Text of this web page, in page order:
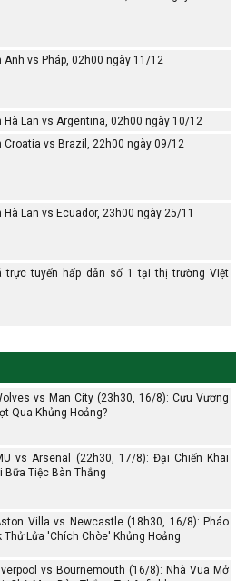
Anh vs Pháp, 02h00 ngày 11/12
Hà Lan vs Argentina, 02h00 ngày 10/12
Croatia vs Brazil, 22h00 ngày 09/12
Hà Lan vs Ecuador, 23h00 ngày 25/11
trực tuyến hấp dẫn số 1 tại thị trường Việt
vs Man City (23h30, 16/8): Cựu Vương
Qua Khủng Hoảng?
vs Arsenal (22h30, 17/8): Đại Chiến Khai
Bữa Tiệc Bàn Thắng
Villa vs Newcastle (18h30, 16/8): Pháo
Thử Lửa 'Chích Chòe' Khủng Hoảng
vs Bournemouth (16/8): Nhà Vua Mở